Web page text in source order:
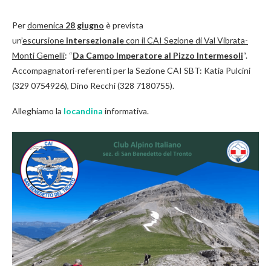
Perdomenica 28 giugno è prevista
un’escursione intersezionalecon il CAI Sezione di Val Vibrata-
Monti Gemelli: “Da Campo Imperatore al Pizzo Intermesoli“.
Accompagnatori-referenti per la Sezione CAI SBT: Katia Pulcini
(329 0754926), Dino Recchi (328 7180755).
Alleghiamo la locandina informativa.